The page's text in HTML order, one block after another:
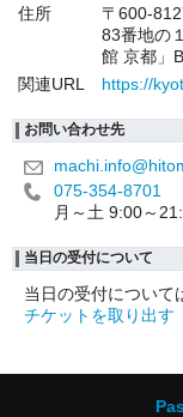
住所
〒600-
83番地の
館 京都」
関連URL
https://
お問い合わせ先
075-354-8701
月～土 9:00～
当日の受付について
当日の受付について
チケットを取り出す